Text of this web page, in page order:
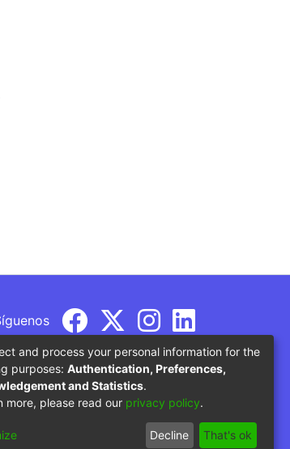
del Ministerio de Educación
and process your personal information for the
purposes: Authentication, Preferences,
and Statistics.
more, please read our privacy policy.
Decline That's ok